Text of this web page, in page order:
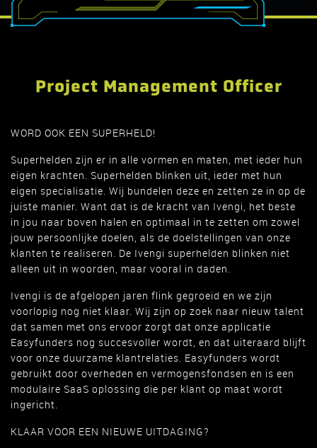
Project Management Officer
WORD OOK EEN SUPERHELD!
Superhelden zijn er in alle vormen en maten, met ieder hun
eigen krachten. Superhelden blinken uit, ieder met hun
eigen specialisatie. Wij bundelen deze en zetten ze in op de
juiste manier. Want dat is de kracht van Ivengi, het beste
in jou naar boven halen en optimaal in te zetten om zowel
jouw persoonlijke doelen, als de doelstellingen van onze
klanten te realiseren. De Ivengi superhelden blinken niet
alleen uit in woorden, maar vooral in daden.
Ivengi is de afgelopen jaren flink gegroeid en we zijn
voorlopig nog niet klaar. Wij zijn op zoek naar nieuw talent
dat samen met ons ervoor zorgt dat onze applicatie
Easyfunders nog succesvoller wordt, en dat uiteraard blijft
voor onze duurzame klantrelaties. Easyfunders wordt
gebruikt door overheden en vermogensfondsen en is een
modulaire SaaS oplossing die per klant op maat wordt
ingericht.
KLAAR VOOR EEN NIEUWE UITDAGING?